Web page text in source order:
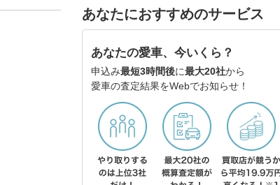
あなたにおすすめのサービス
あなたの愛車、今いくら？
申込み最短3時間後に最大20社から
愛車の査定結果をWebでお知らせ！